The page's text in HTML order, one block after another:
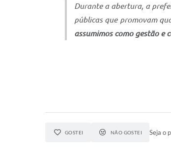
Durante a abertura, a
públicas que promovam
assumimos como gestão e
GOSTEI NÃO GOSTEI Seja o